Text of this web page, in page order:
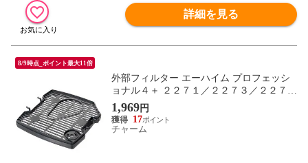
詳細を見る
8/9時点_ポイント最大11倍
外部フィルター エーハイム プロフェッシ
ョナル４＋ ２２７１／２２７３／２２７５
交換パーツ ろ材コンテナカバー 関東当日
便
1,969円
17
チャーム